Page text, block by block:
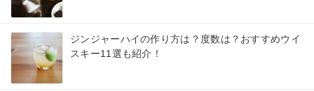
ジンジャーハイの作り方は？度数は？おすすめウイ
スキー11選も紹介！